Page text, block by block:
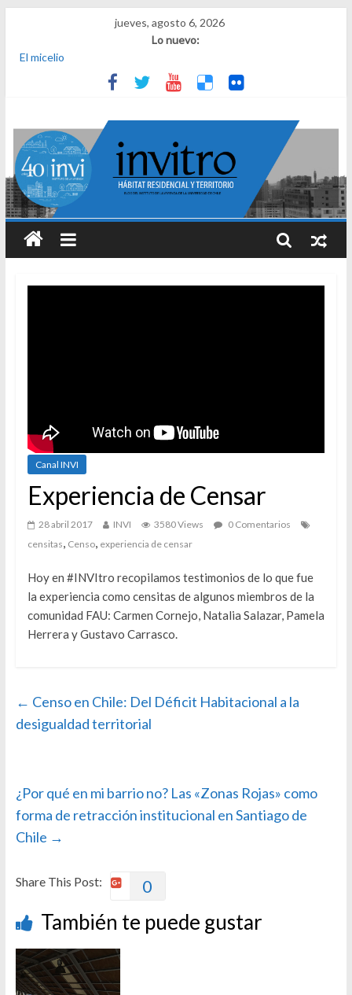
jueves, agosto 6, 2026
Lo nuevo:
El micelio
Receta para viajar al pasado
Una noche y el amanecer en Dignidad
INVI
El derecho a habitar
Canal INVI
Experiencia de Censar
28 abril 2017 INVI 3580 Views
0 Comentarios
censitas, Censo, experiencia de censar
Hoy en #INVItro recopilamos testimonios de lo que fue
la experiencia como censitas de algunos miembros de la
comunidad FAU: Carmen Cornejo, Natalia Salazar, Pamela
Herrera y Gustavo Carrasco.
← Censo en Chile: Del Déficit Habitacional a la
desigualdad territorial
¿Por qué en mi barrio no? Las «Zonas Rojas» como
forma de retracción institucional en Santiago de
Chile →
Share This Post: 0
También te puede gustar